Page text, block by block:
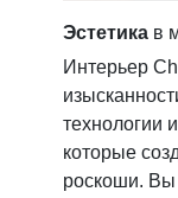
Эстетика в
Интерьер
технологии
которые
роскоши. Вы